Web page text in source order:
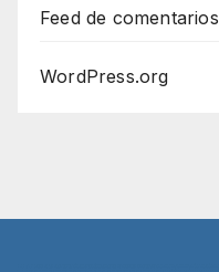
Feed de comentarios
WordPress.org